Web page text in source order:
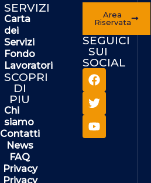
SERVIZI
Carta
dei
Servizi
Fondo
Lavoratori
SCOPRI
DI
PIU
Chi
siamo
Contatti
News
FAQ
Privacy
Privacy
Area
Riservata
SEGUICI
SUI
SOCIAL